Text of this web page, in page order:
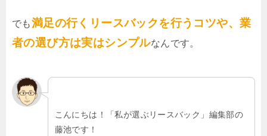
でも満足の行くリースバックを行うコツや、業
者の選び方は実はシンプルなんです。
こんにちは！「私が選ぶリースバック」編集部の
藤池です！